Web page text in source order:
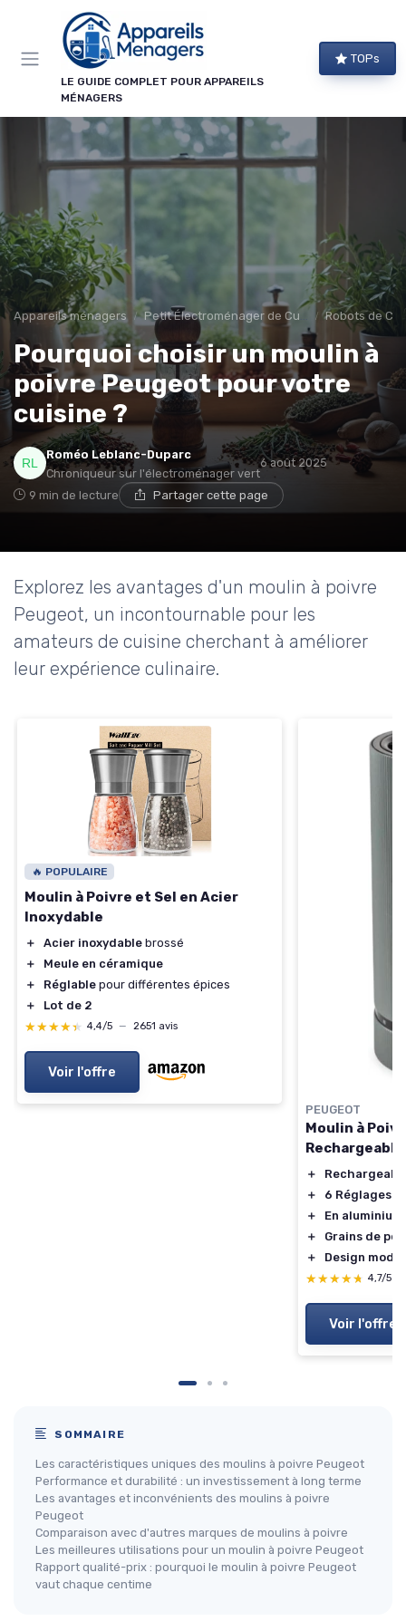
LE GUIDE COMPLET POUR APPAREILS
MÉNAGERS
TOPs
Appareils ménagers Petit Électroménager de Cuisine Robots de
Pourquoi choisir un moulin à
poivre Peugeot pour votre
cuisine ?
Roméo Leblanc-Duparc
Chroniqueur sur l'électroménager vert
6 août 2025
9 min de lecture Partager cette page
Explorez les avantages d'un moulin à poivre
Peugeot, un incontournable pour les
amateurs de cuisine cherchant à améliorer
leur expérience culinaire.
🔥 POPULAIRE
Moulin à Poivre et Sel en Acier
Inoxydable
＋ Acier inoxydable brossé
＋
Meule en céramique
＋
Réglable pour différentes épices
＋
Lot de 2
★★★★★
★★★★★ 4,4/5 — 2651 avis
Voir l'offre
PEUGEOT
Moulin à
Rechargeable
＋
＋
6 Réglages
＋
En aluminium
＋
Grains de
＋
Design
★★★★★
★★★★★ 4,7/5
Voir l'offre
SOMMAIRE
Les caractéristiques uniques des moulins à poivre Peugeot
Performance et durabilité : un investissement à long terme
Les avantages et inconvénients des moulins à poivre
Peugeot
Comparaison avec d'autres marques de moulins à poivre
Les meilleures utilisations pour un moulin à poivre Peugeot
Rapport qualité-prix : pourquoi le moulin à poivre Peugeot
vaut chaque centime
Panneau de gestion des cookies